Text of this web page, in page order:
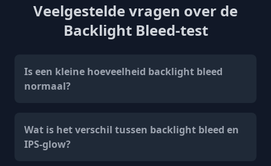
Veelgestelde vragen over de
Backlight Bleed-test
Is een kleine hoeveelheid backlight bleed
normaal?
Wat is het verschil tussen backlight bleed en
IPS-glow?